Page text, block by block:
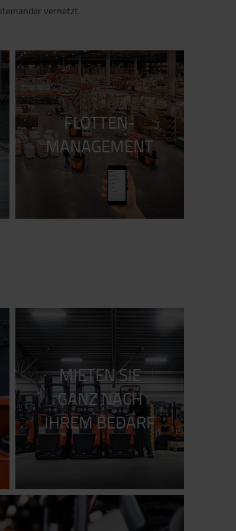
vernetzt.
FLOTTEN-
MANAGEMENT
MIETEN SIE
GANZ NACH
IHREM BEDARF